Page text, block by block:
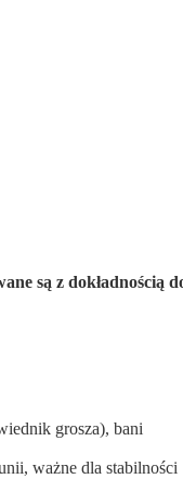
są z dokładnością
grosza), bani
ważne dla stabilności